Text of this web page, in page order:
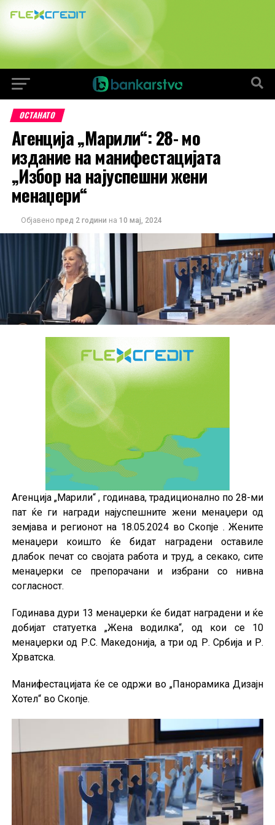
ОСТАНАТО
Агенција „Марили“: 28- мо
издание на манифестацијата
„Избор на најуспешни жени
менаџери“
Објавено пред 2 години на 10 мај, 2024
Агенција „Марили“ , годинава, традиционално по 28-ми
пат ќе ги награди најуспешните жени менаџери од
земјава и регионот на 18.05.2024 во Скопје . Жените
менаџери коишто ќе бидат наградени оставиле
длабок печат со својата работа и труд, а секако, сите
менаџерки се препорачани и избрани со нивна
согласност.
Годинава дури 13 менаџерки ќе бидат наградени и ќе
добијат статуетка „Жена водилка“, од кои се 10
менаџерки од Р.С. Македонија, а три од Р. Србија и Р.
Хрватска.
Манифестацијата ќе се одржи во „Панорамика Дизајн
Хотел“ во Скопје.